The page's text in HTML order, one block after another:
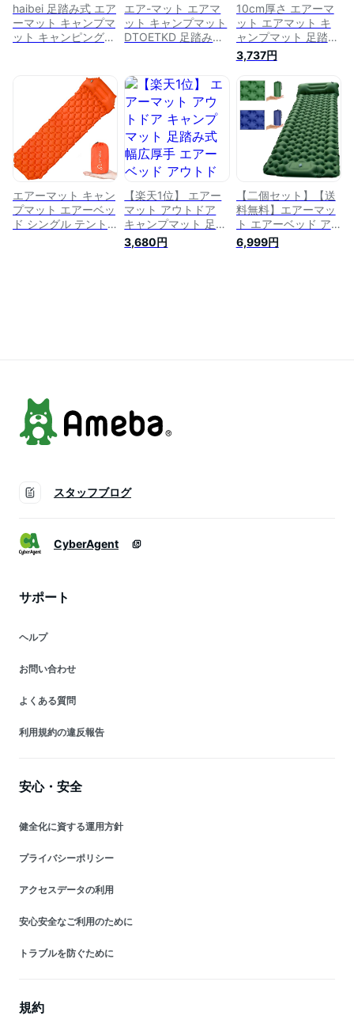
haibei 足踏み式 エア
ーマット キャンプマ
ット キャンピングマ
アマット 枕付き 折
畳み式 厚手 40Dナ
イロン TPU生地 山
登り 花見 車中泊 テ
ント泊 防水 防潮 防
災用品 収納袋付き
エア-マット エアマ
ット キャンプマット
DTOETKD 足踏み式
車中泊マット テント
キャンプ 軽量 枕付
き折畳み式 無限連結
可能 コンパクト 防
水防潮 防災 40Dナ
イロン+TPU生地 キ
ャンプ用品 収納袋付
き (オレンジ)
10cm厚さ エアーマ
ット エアマット キ
ャンプマット 足踏み
式 幅広厚手 車中泊
マット 軽量 枕付き
折畳み式 無限連結可
能 コンパクト 防水
防潮 防災 40Dナイ
ロン+TPU生地 キャ
ンプ用品 収納袋付き
3,737円
エアーマット キャン
プマット エアーベッ
ド シングル テント
【楽天1位】 エアー
マット アウトドア
キャンプマット 足踏
み式 幅広厚手 エア
ーベッド アウトドア
3,680円
【二個セット】【送
料無料】エアーマッ
ト エアーベッド ア
ウトドアマット 車中
泊マット テント キ
6,999円
スタッフブログ
CyberAgent
サポート
ヘルプ
お問い合わせ
よくある質問
利用規約の違反報告
安心・安全
健全化に資する運用方針
プライバシーポリシー
アクセスデータの利用
安心安全なご利用のために
トラブルを防ぐために
規約